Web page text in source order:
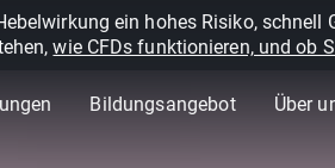
ein hohes Risiko, schnell
wie CFDs funktionieren, und ob
Bildungsangebot Über